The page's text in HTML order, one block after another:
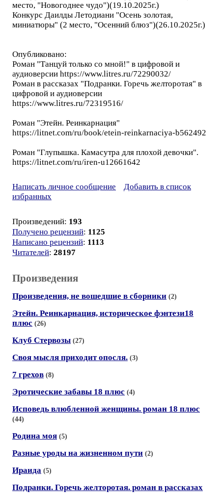
место, "Новогоднее чудо")(19.10.2025г.)
Конкурс Даилды Летодиани "Осень золотая,
миниатюры" (2 место, "Осенний блюз")(26.10.2025г.)
Опубликовано:
Роман "Танцуй только со мной!" в цифровой и
аудиоверсии https://www.litres.ru/72290032/
Роман в рассказах "Подранки. Горечь желторотая" в
цифровой и аудиоверсии
https://www.litres.ru/72319516/
Роман "Этейн. Реинкарнация"
https://litnet.com/ru/book/etein-reinkarnaciya-b562492
Роман "Глупышка. Камасутра для плохой девочки".
https://litnet.com/ru/iren-u12661642
Написать личное сообщение
Добавить в список
избранных
Произведений: 193
Получено рецензий: 1125
Написано рецензий: 1113
Читателей: 28197
Произведения
Произведения, не вошедшие в сборники (2)
Этейн. Реинкарнация, историческое фэнтези18
плюс (26)
Клуб Стервозы (27)
Своя мысля приходит опосля. (3)
7 грехов (8)
Эротические забавы 18 плюс (4)
Исповедь влюбленной женщины. роман 18 плюс
(44)
Родина моя (5)
Разные уроды на жизненном пути (2)
Ираида (5)
Подранки. Горечь желторотая. роман в рассказах